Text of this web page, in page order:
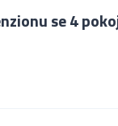
se 4